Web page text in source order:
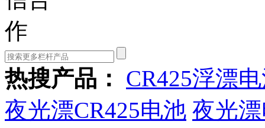
热搜产品：
CR425浮漂
夜光漂CR425电池 夜光